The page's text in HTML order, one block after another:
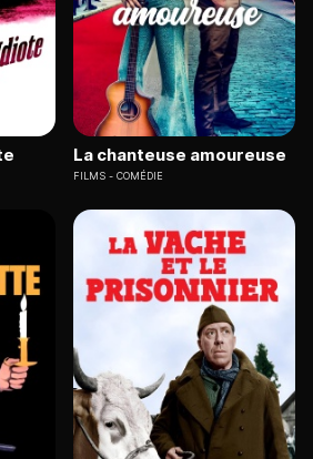
La chanteuse amoureuse
FILMS COMÉDIE